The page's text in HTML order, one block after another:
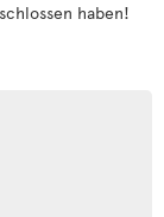
haben!